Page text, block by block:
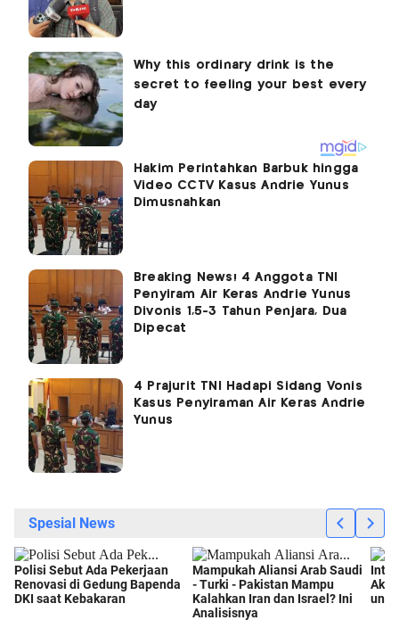
Hakim Perintahkan Barbuk hingga
Video CCTV Kasus Andrie Yunus
Dimusnahkan
Breaking News! 4 Anggota TNI
Penyiram Air Keras Andrie Yunus
Divonis 1,5-3 Tahun Penjara, Dua
Dipecat
4 Prajurit TNI Hadapi Sidang Vonis
Kasus Penyiraman Air Keras Andrie
Yunus